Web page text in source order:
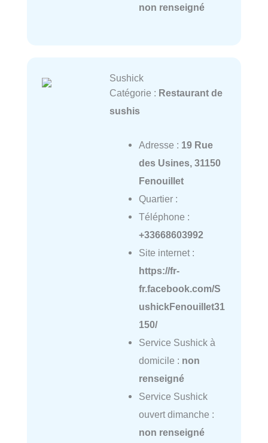
non renseigné
Sushick
Catégorie : Restaurant de
sushis
Adresse : 19 Rue
des Usines, 31150
Fenouillet
Quartier :
Téléphone :
+33668603992
Site internet :
https://fr-
fr.facebook.com/S
ushickFenouillet31
150/
Service Sushick à
domicile : non
renseigné
Service Sushick
ouvert dimanche :
non renseigné